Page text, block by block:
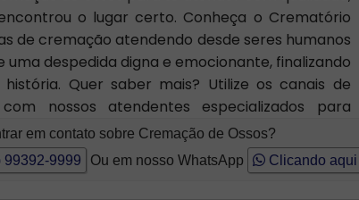
o lugar certo. Conheça o Crematório
de cremação atendendo desde seres humanos
despedida digna e emocionante, finalizando
Quer saber mais? Utilize os canais de
nossos atendentes especializados para
em contato sobre Cremação de Ossos?
99392-9999 Ou em nosso WhatsApp Clicando aqui